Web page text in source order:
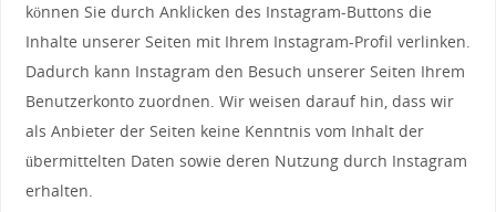
können Sie durch Anklicken des Instagram-Buttons die
Inhalte unserer Seiten mit Ihrem Instagram-Profil verlinken.
Dadurch kann Instagram den Besuch unserer Seiten Ihrem
Benutzerkonto zuordnen. Wir weisen darauf hin, dass wir
als Anbieter der Seiten keine Kenntnis vom Inhalt der
übermittelten Daten sowie deren Nutzung durch Instagram
erhalten.